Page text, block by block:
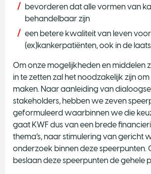
bevorderen dat alle vormen van
behandelbaar zijn
een betere kwaliteit van leven voor
(ex)kankerpatiënten, ook in de
Om onze mogelijkheden en middelen
in te zetten zal het noodzakelijk zijn om
maken. Naar aanleiding van
stakeholders, hebben we zeven
geformuleerd waarbinnen we die
gaat KWF dus van een brede
thema’s, naar stimulering van gericht
onderzoek binnen deze speerpunten.
beslaan deze speerpunten de gehele